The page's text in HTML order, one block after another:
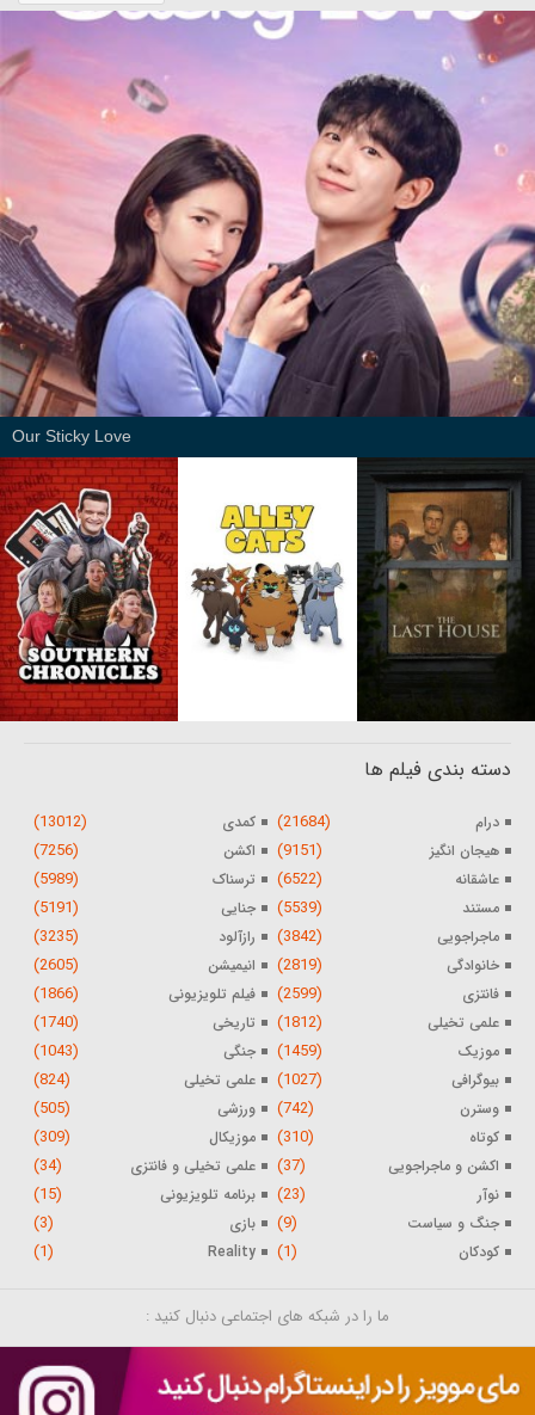
Our Sticky Love
دسته بندی فیلم ها
درام (21684) کمدی (13012)
هیجان انگیز (9151) اکشن (7256)
عاشقانه (6522) ترسناک (5989)
مستند (5539) جنایی (5191)
ماجراجویی (3842) رازآلود (3235)
خانوادگی (2819) انیمیشن (2605)
فانتزی (2599) فیلم تلویزیونی (1866)
علمی تخیلی (1812) تاریخی (1740)
موزیک (1459) جنگی (1043)
بیوگرافی (1027) علمی تخیلی (824)
وسترن (742) ورزشی (505)
کوتاه (310) موزیکال (309)
اکشن و ماجراجویی (37) علمی تخیلی و فانتزی (34)
نوآر (23) برنامه تلویزیونی (15)
جنگ و سیاست (9) بازی (3)
کودکان (1)
Reality
(1)
ما را در شبکه های اجتماعی دنبال کنید :